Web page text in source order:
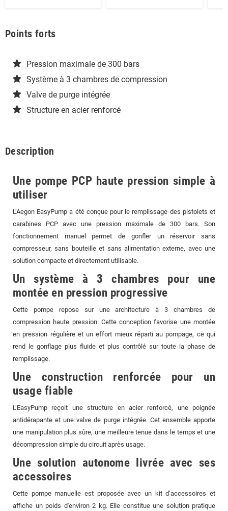
Points forts
Pression maximale de 300 bars
Système à 3 chambres de compression
Valve de purge intégrée
Structure en acier renforcé
Description
Une pompe PCP haute pression simple à
utiliser
L’Aegon EasyPump a été conçue pour le remplissage des pistolets et
carabines PCP avec une pression maximale de 300 bars. Son
fonctionnement manuel permet de gonfler un réservoir sans
compresseur, sans bouteille et sans alimentation externe, avec une
solution compacte et directement utilisable.
Un système à 3 chambres pour une
montée en pression progressive
Cette pompe repose sur une architecture à 3 chambres de
compression haute pression. Cette conception favorise une montée
en pression régulière et un effort mieux réparti au pompage, ce qui
rend le gonflage plus fluide et plus contrôlé sur toute la phase de
remplissage.
Une construction renforcée pour un
usage fiable
L’EasyPump reçoit une structure en acier renforcé, une poignée
antidérapante et une valve de purge intégrée. Cet ensemble apporte
une manipulation plus sûre, une meilleure tenue dans le temps et une
décompression simple du circuit après usage.
Une solution autonome livrée avec ses
accessoires
Cette pompe manuelle est proposée avec un kit d’accessoires et
affiche un poids d'environ 2 kg. Elle constitue une solution pratique